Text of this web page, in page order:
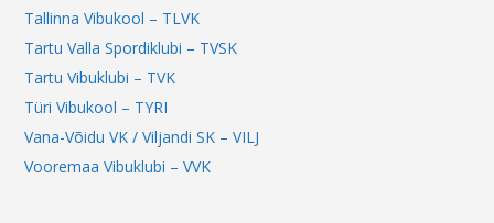
Tallinna Vibukool – TLVK
Tartu Valla Spordiklubi – TVSK
Tartu Vibuklubi – TVK
Türi Vibukool – TYRI
Vana-Võidu VK / Viljandi SK – VILJ
Vooremaa Vibuklubi – VVK